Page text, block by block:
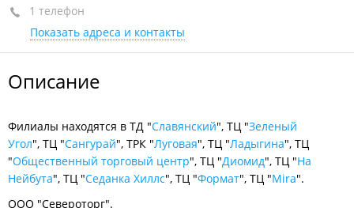
1 телефон
Показать адреса и контакты
Описание
Филиалы находятся в ТД "Славянский", ТЦ "Зеленый
Угол", ТЦ "Сангурай", ТРК "Луговая", ТЦ "Ладыгина", ТЦ
"Общественный торговый центр", ТЦ "Диомид", ТЦ "На
Нейбута", ТЦ "Седанка Хиллс", ТЦ "Формат", ТЦ "Mira".
ООО "Североторг".